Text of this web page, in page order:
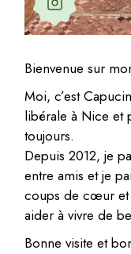
Bienvenue sur
Moi, c’est
libérale à Nice et
toujours.
Depuis 2012, je
entre amis et je
coups de cœur et
aider à vivre de
Bonne visite et